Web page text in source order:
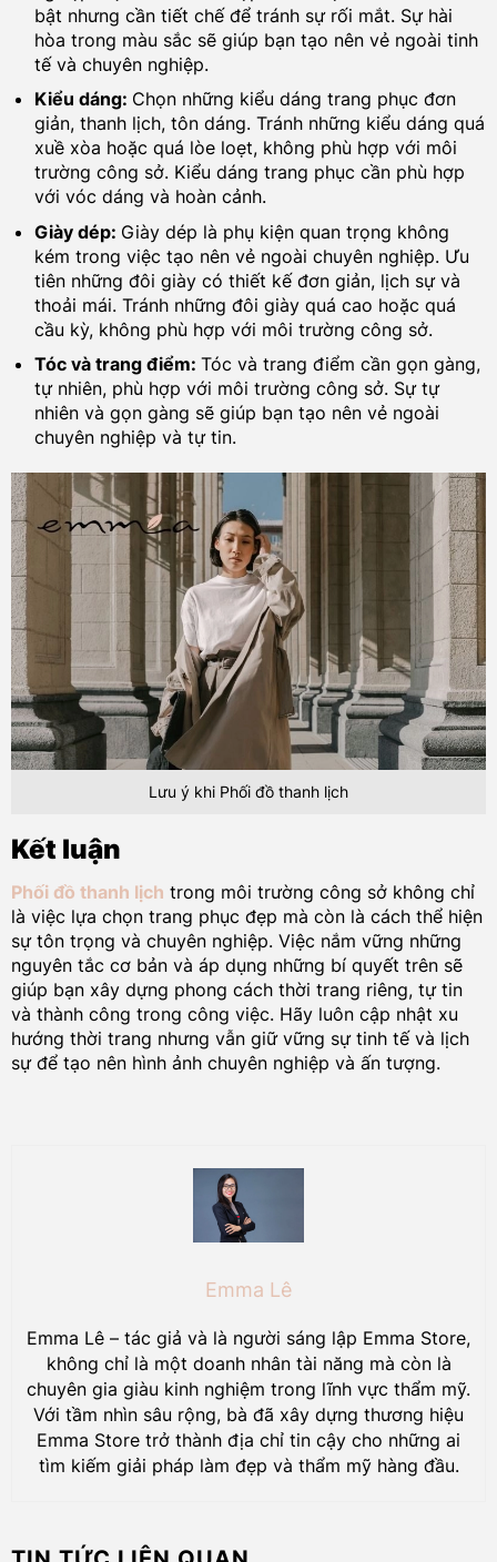
bật nhưng cần tiết chế để tránh sự rối mắt. Sự hài
hòa trong màu sắc sẽ giúp bạn tạo nên vẻ ngoài tinh
tế và chuyên nghiệp.
Kiểu dáng: Chọn những kiểu dáng trang phục đơn
giản, thanh lịch, tôn dáng. Tránh những kiểu dáng quá
xuề xòa hoặc quá lòe loẹt, không phù hợp với môi
trường công sở. Kiểu dáng trang phục cần phù hợp
với vóc dáng và hoàn cảnh.
Giày dép: Giày dép là phụ kiện quan trọng không
kém trong việc tạo nên vẻ ngoài chuyên nghiệp. Ưu
tiên những đôi giày có thiết kế đơn giản, lịch sự và
thoải mái. Tránh những đôi giày quá cao hoặc quá
cầu kỳ, không phù hợp với môi trường công sở.
Tóc và trang điểm: Tóc và trang điểm cần gọn gàng,
tự nhiên, phù hợp với môi trường công sở. Sự tự
nhiên và gọn gàng sẽ giúp bạn tạo nên vẻ ngoài
chuyên nghiệp và tự tin.
Lưu ý khi Phối đồ thanh lịch
Kết luận
Phối đồ thanh lịch trong môi trường công sở không chỉ
là việc lựa chọn trang phục đẹp mà còn là cách thể hiện
sự tôn trọng và chuyên nghiệp. Việc nắm vững những
nguyên tắc cơ bản và áp dụng những bí quyết trên sẽ
giúp bạn xây dựng phong cách thời trang riêng, tự tin
và thành công trong công việc. Hãy luôn cập nhật xu
hướng thời trang nhưng vẫn giữ vững sự tinh tế và lịch
sự để tạo nên hình ảnh chuyên nghiệp và ấn tượng.
Emma Lê
Emma Lê – tác giả và là người sáng lập Emma Store,
không chỉ là một doanh nhân tài năng mà còn là
chuyên gia giàu kinh nghiệm trong lĩnh vực thẩm mỹ.
Với tầm nhìn sâu rộng, bà đã xây dựng thương hiệu
Emma Store trở thành địa chỉ tin cậy cho những ai
tìm kiếm giải pháp làm đẹp và thẩm mỹ hàng đầu.